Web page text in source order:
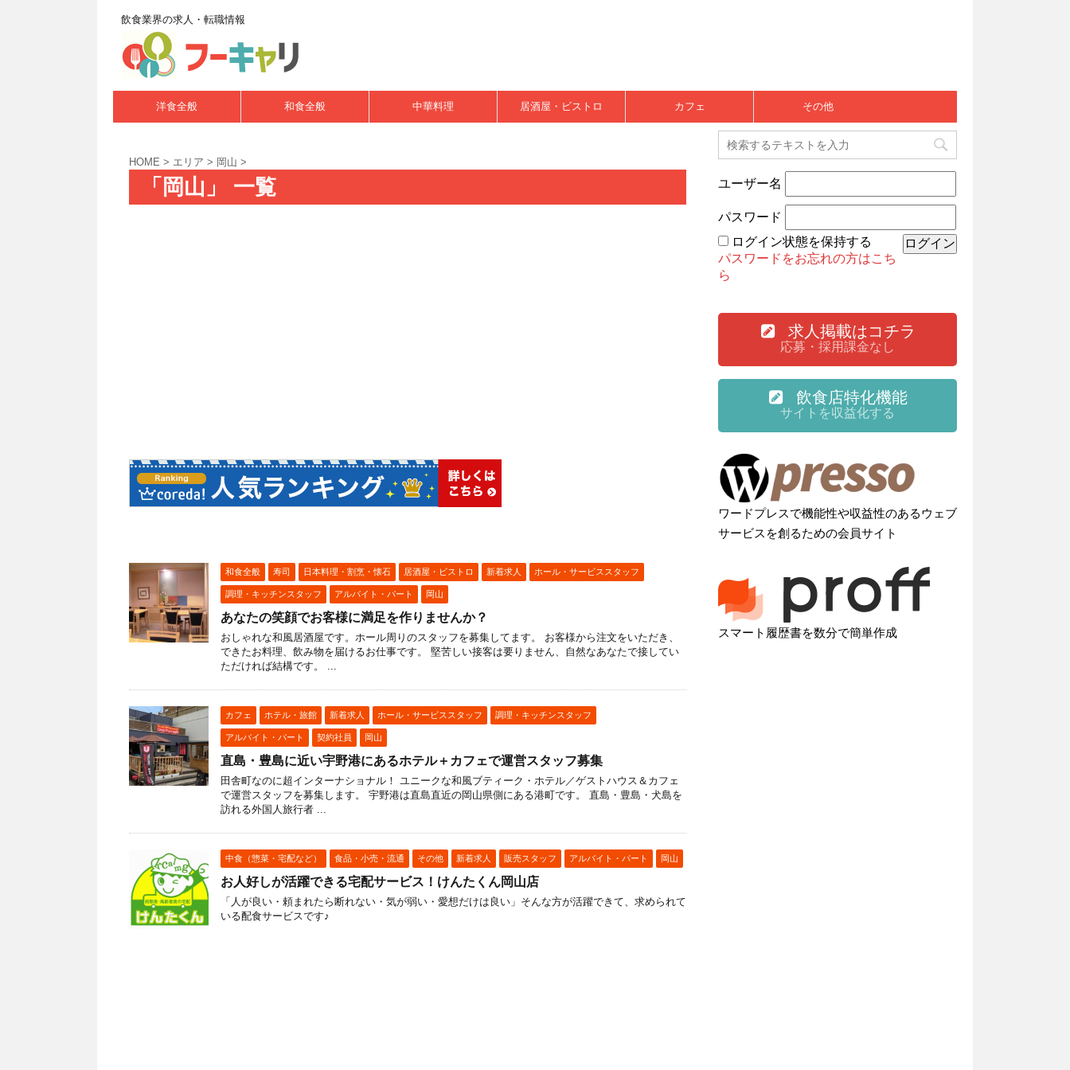
飲食業界の求人・転職情報
洋食全般 和食全般 中華料理 居酒屋・ビストロ カフェ その他
HOME > エリア > 岡山 >
「岡山」 一覧
和食全般 寿司 日本料理・割烹・懐石 居酒屋・ビストロ 新着求人 ホール・サービススタッフ
調理・キッチンスタッフ アルバイト・パート 岡山
あなたの笑顔でお客様に満足を作りませんか？
おしゃれな和風居酒屋です。ホール周りのスタッフを募集してます。 お客様から注文をいただき、
できたお料理、飲み物を届けるお仕事です。 堅苦しい接客は要りません、自然なあなたで接してい
ただければ結構です。 ...
カフェ ホテル・旅館 新着求人 ホール・サービススタッフ 調理・キッチンスタッフ
アルバイト・パート 契約社員 岡山
直島・豊島に近い宇野港にあるホテル＋カフェで運営スタッフ募集
田舎町なのに超インターナショナル！ ユニークな和風ブティーク・ホテル／ゲストハウス＆カフェ
で運営スタッフを募集します。 宇野港は直島直近の岡山県側にある港町です。 直島・豊島・犬島を
訪れる外国人旅行者 ...
中食（惣菜・宅配など） 食品・小売・流通 その他 新着求人 販売スタッフ アルバイト・パート 岡山
お人好しが活躍できる宅配サービス！けんたくん岡山店
「人が良い・頼まれたら断れない・気が弱い・愛想だけは良い」そんな方が活躍できて、求められて
いる配食サービスです♪
ユーザー名
パスワード
ログイン状態を保持する
パスワードをお忘れの方はこち
ら
求人掲載はコチラ
応募・採用課金なし
飲食店特化機能
サイトを収益化する
ワードプレスで機能性や収益性のあるウェブ
サービスを創るための会員サイト
スマート履歴書を数分で簡単作成